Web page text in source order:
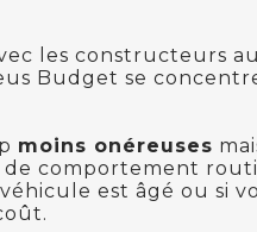
les constructeurs
Budget se
moins onéreuses
comportement
est âgé ou si